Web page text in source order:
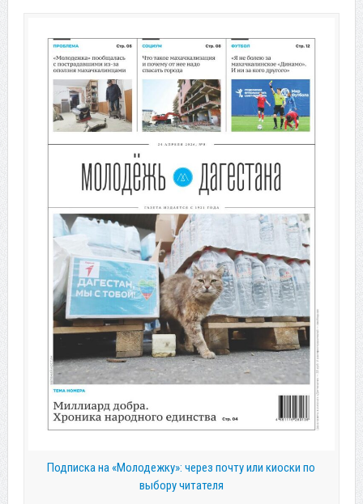
Подписка на «Молодежку»: через почту или киоски по
выбору читателя